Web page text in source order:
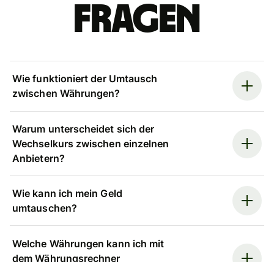
Fragen
Wie funktioniert der Umtausch
zwischen Währungen?
Warum unterscheidet sich der
Wechselkurs zwischen einzelnen
Anbietern?
Wie kann ich mein Geld
umtauschen?
Welche Währungen kann ich mit
dem Währungsrechner